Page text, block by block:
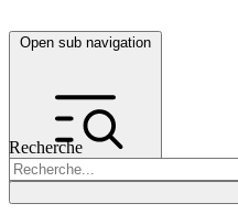
Open sub navigation
Recherche